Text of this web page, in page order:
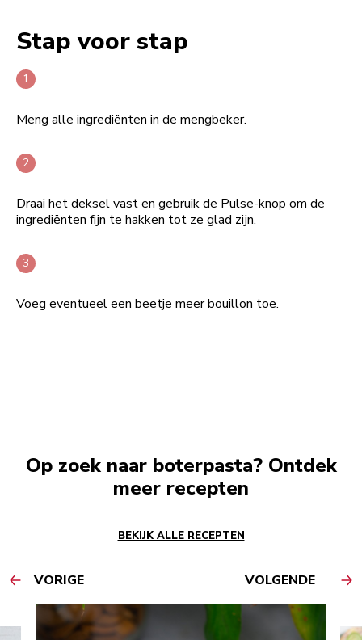
Stap voor stap
Meng alle ingrediënten in de mengbeker.
Draai het deksel vast en gebruik de Pulse-knop om de
ingrediënten fijn te hakken tot ze glad zijn.
Voeg eventueel een beetje meer bouillon toe.
Op zoek naar boterpasta? Ontdek
meer recepten
BEKIJK ALLE RECEPTEN
VORIGE VOLGENDE